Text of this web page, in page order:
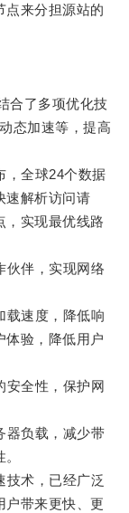
点来分担源站的
了多项优化技
态加速等，提高
全球24个数据
速解析访问请
，实现最优线路
伴，实现网络
速度，降低响
体验，降低用户
全性，保护网
负载，减少带
术，已经广泛
户带来更快、更